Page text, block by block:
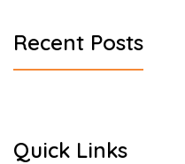
Recent Posts
Quick Links